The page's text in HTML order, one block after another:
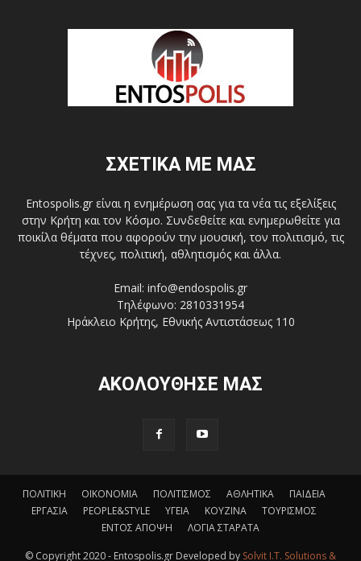
ΣΧΕΤΙΚΑ ΜΕ ΜΑΣ
Entospolis.gr είναι η ενημέρωση σας για τα νέα τις εξελίξεις
στην Κρήτη και τον Κόσμο. Συνδεθείτε και ενημερωθείτε για
ποικίλα θέματα που αφορούν την μουσική, τον πολιτισμό, τις
τέχνες, πολιτική, αθλητισμός και άλλα.
Email: info@endospolis.gr
Τηλέφωνο: 2810331954
Ηράκλειο Κρήτης, Εθνικής Αντιστάσεως 110
ΑΚΟΛΟΥΘΗΣΕ ΜΑΣ
ΠΟΛΙΤΙΚΗ ΟΙΚΟΝΟΜΙΑ ΠΟΛΙΤΙΣΜΟΣ ΑΘΛΗΤΙΚΑ
ΠΑΙΔΕΙΑ
ΕΡΓΑΣΙΑ
PEOPLE&STYLE ΥΓΕΙΑ ΚΟΥΖΙΝΑ
ΤΟΥΡΙΣΜΟΣ
ΕΝΤΟΣ ΑΠΟΨΗ
ΛΟΓΙΑ ΣΤΑΡΑΤΑ
© Copyright 2020 - Entospolis.gr Developed by Solvit I.T. Solutions &